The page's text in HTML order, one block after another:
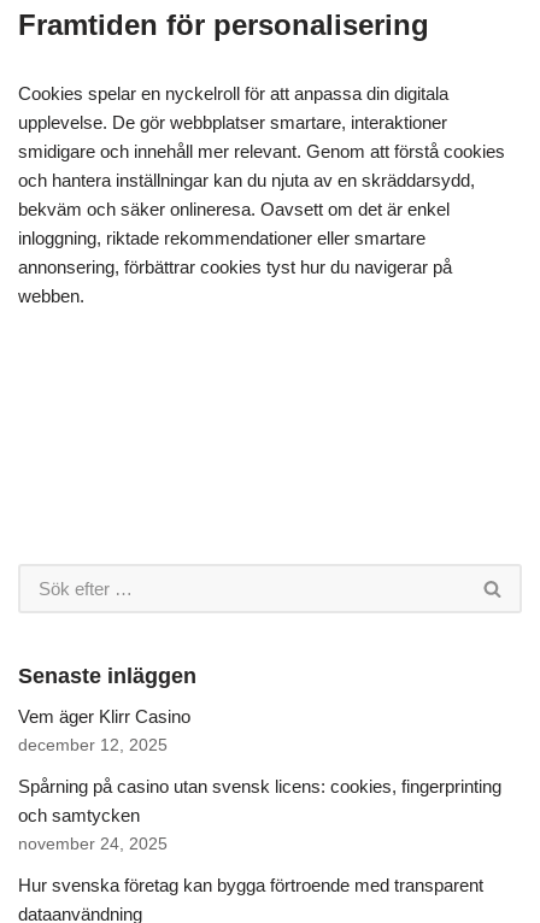
Framtiden för personalisering
Cookies spelar en nyckelroll för att anpassa din digitala
upplevelse. De gör webbplatser smartare, interaktioner
smidigare och innehåll mer relevant. Genom att förstå cookies
och hantera inställningar kan du njuta av en skräddarsydd,
bekväm och säker onlineresa. Oavsett om det är enkel
inloggning, riktade rekommendationer eller smartare
annonsering, förbättrar cookies tyst hur du navigerar på
webben.
Senaste inläggen
Vem äger Klirr Casino
december 12, 2025
Spårning på casino utan svensk licens: cookies, fingerprinting
och samtycken
november 24, 2025
Hur svenska företag kan bygga förtroende med transparent
dataanvändning